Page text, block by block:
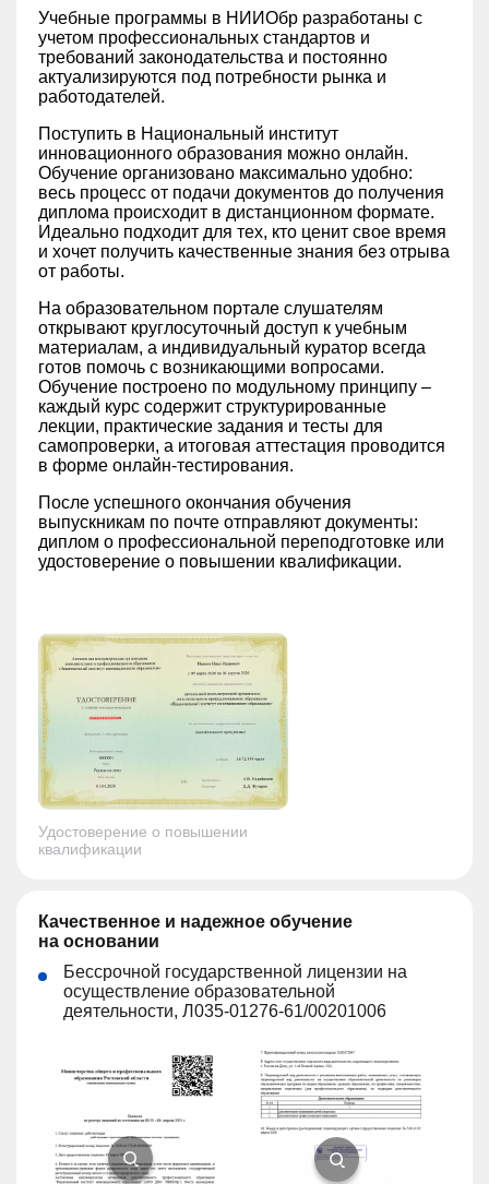
Учебные программы в НИИОбр разработаны с
учетом профессиональных стандартов и
требований законодательства и постоянно
актуализируются под потребности рынка и
работодателей.
Поступить в Национальный институт
инновационного образования можно онлайн.
Обучение организовано максимально удобно:
весь процесс от подачи документов до получения
диплома происходит в дистанционном формате.
Идеально подходит для тех, кто ценит свое время
и хочет получить качественные знания без отрыва
от работы.
На образовательном портале слушателям
открывают круглосуточный доступ к учебным
материалам, а индивидуальный куратор всегда
готов помочь с возникающими вопросами.
Обучение построено по модульному принципу –
каждый курс содержит структурированные
лекции, практические задания и тесты для
самопроверки, а итоговая аттестация проводится
в форме онлайн-тестирования.
После успешного окончания обучения
выпускникам по почте отправляют документы:
диплом о профессиональной переподготовке или
удостоверение о повышении квалификации.
Удостоверение о повышении
квалификации
Качественное и надежное обучение
на основании
Бессрочной государственной лицензии на
осуществление образовательной
деятельности, Л035-01276-61/00201006